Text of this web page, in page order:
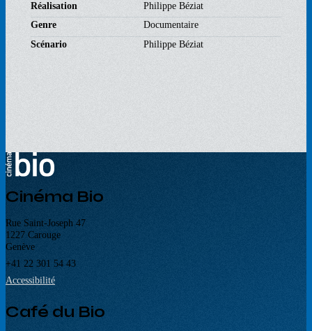
Réalisation
Philippe Béziat
Genre
Documentaire
Scénario
Philippe Béziat
Cinéma Bio
Rue Saint-Joseph 47
1227 Carouge
Genève
+41 22 301 54 43
Accessibilité
Café du Bio